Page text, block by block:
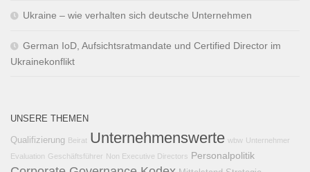
Ukraine – wie verhalten sich deutsche Unternehmen
German IoD, Aufsichtsratmandate und Certified Director im
Ukrainekonflikt
UNSERE THEMEN
Qualifizierung Beirat Unternehmenswerte wbw Unternehmer
Evaluation Geschäftsführer Non Executive Directors Personalpolitik